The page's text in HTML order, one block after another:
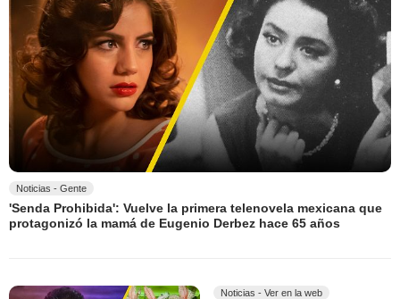
Noticias - Gente
'Senda Prohibida': Vuelve la primera telenovela mexicana que
protagonizó la mamá de Eugenio Derbez hace 65 años
Noticias - Ver en la web